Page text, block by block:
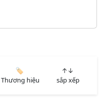
🏷️
Thương hiệu
↑↓
sắp xếp